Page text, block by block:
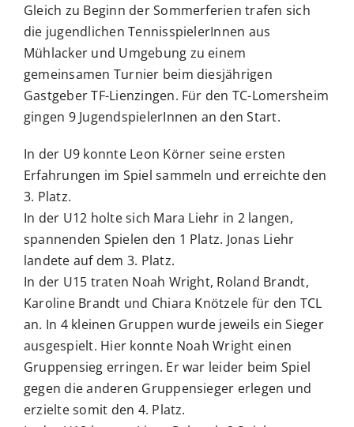
Gleich zu Beginn der Sommerferien trafen sich
die jugendlichen TennisspielerInnen aus
Mühlacker und Umgebung zu einem
gemeinsamen Turnier beim diesjährigen
Gastgeber TF-Lienzingen. Für den TC-Lomersheim
gingen 9 JugendspielerInnen an den Start.
In der U9 konnte Leon Körner seine ersten
Erfahrungen im Spiel sammeln und erreichte den
3. Platz.
In der U12 holte sich Mara Liehr in 2 langen,
spannenden Spielen den 1 Platz. Jonas Liehr
landete auf dem 3. Platz.
In der U15 traten Noah Wright, Roland Brandt,
Karoline Brandt und Chiara Knötzele für den TCL
an. In 4 kleinen Gruppen wurde jeweils ein Sieger
ausgespielt. Hier konnte Noah Wright einen
Gruppensieg erringen. Er war leider beim Spiel
gegen die anderen Gruppensieger erlegen und
erzielte somit den 4. Platz.